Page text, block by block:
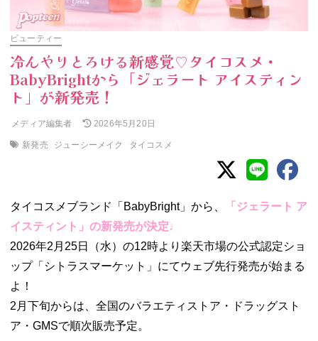
ビューティー
冷んやりとろける新感覚♡タイコスメ・
BabyBrightから「ジェラート アイスティン
ト」が新発売！
メディア編集者 2026年5月20日
新発売 ジューシーメイク タイコスメ
タイコスメブランド「BabyBright」から、
「ジェラート ア
イスティント」の新発売が決定♩
2026年2月25日（水）の12時より楽天市場の公式認定ショ
ップ「シトラスマーケット」にてウェブ先行発売が始まる
よ！
2月下旬からは、全国のバラエティストア・ドラッグスト
ア・GMSで順次販売予定。